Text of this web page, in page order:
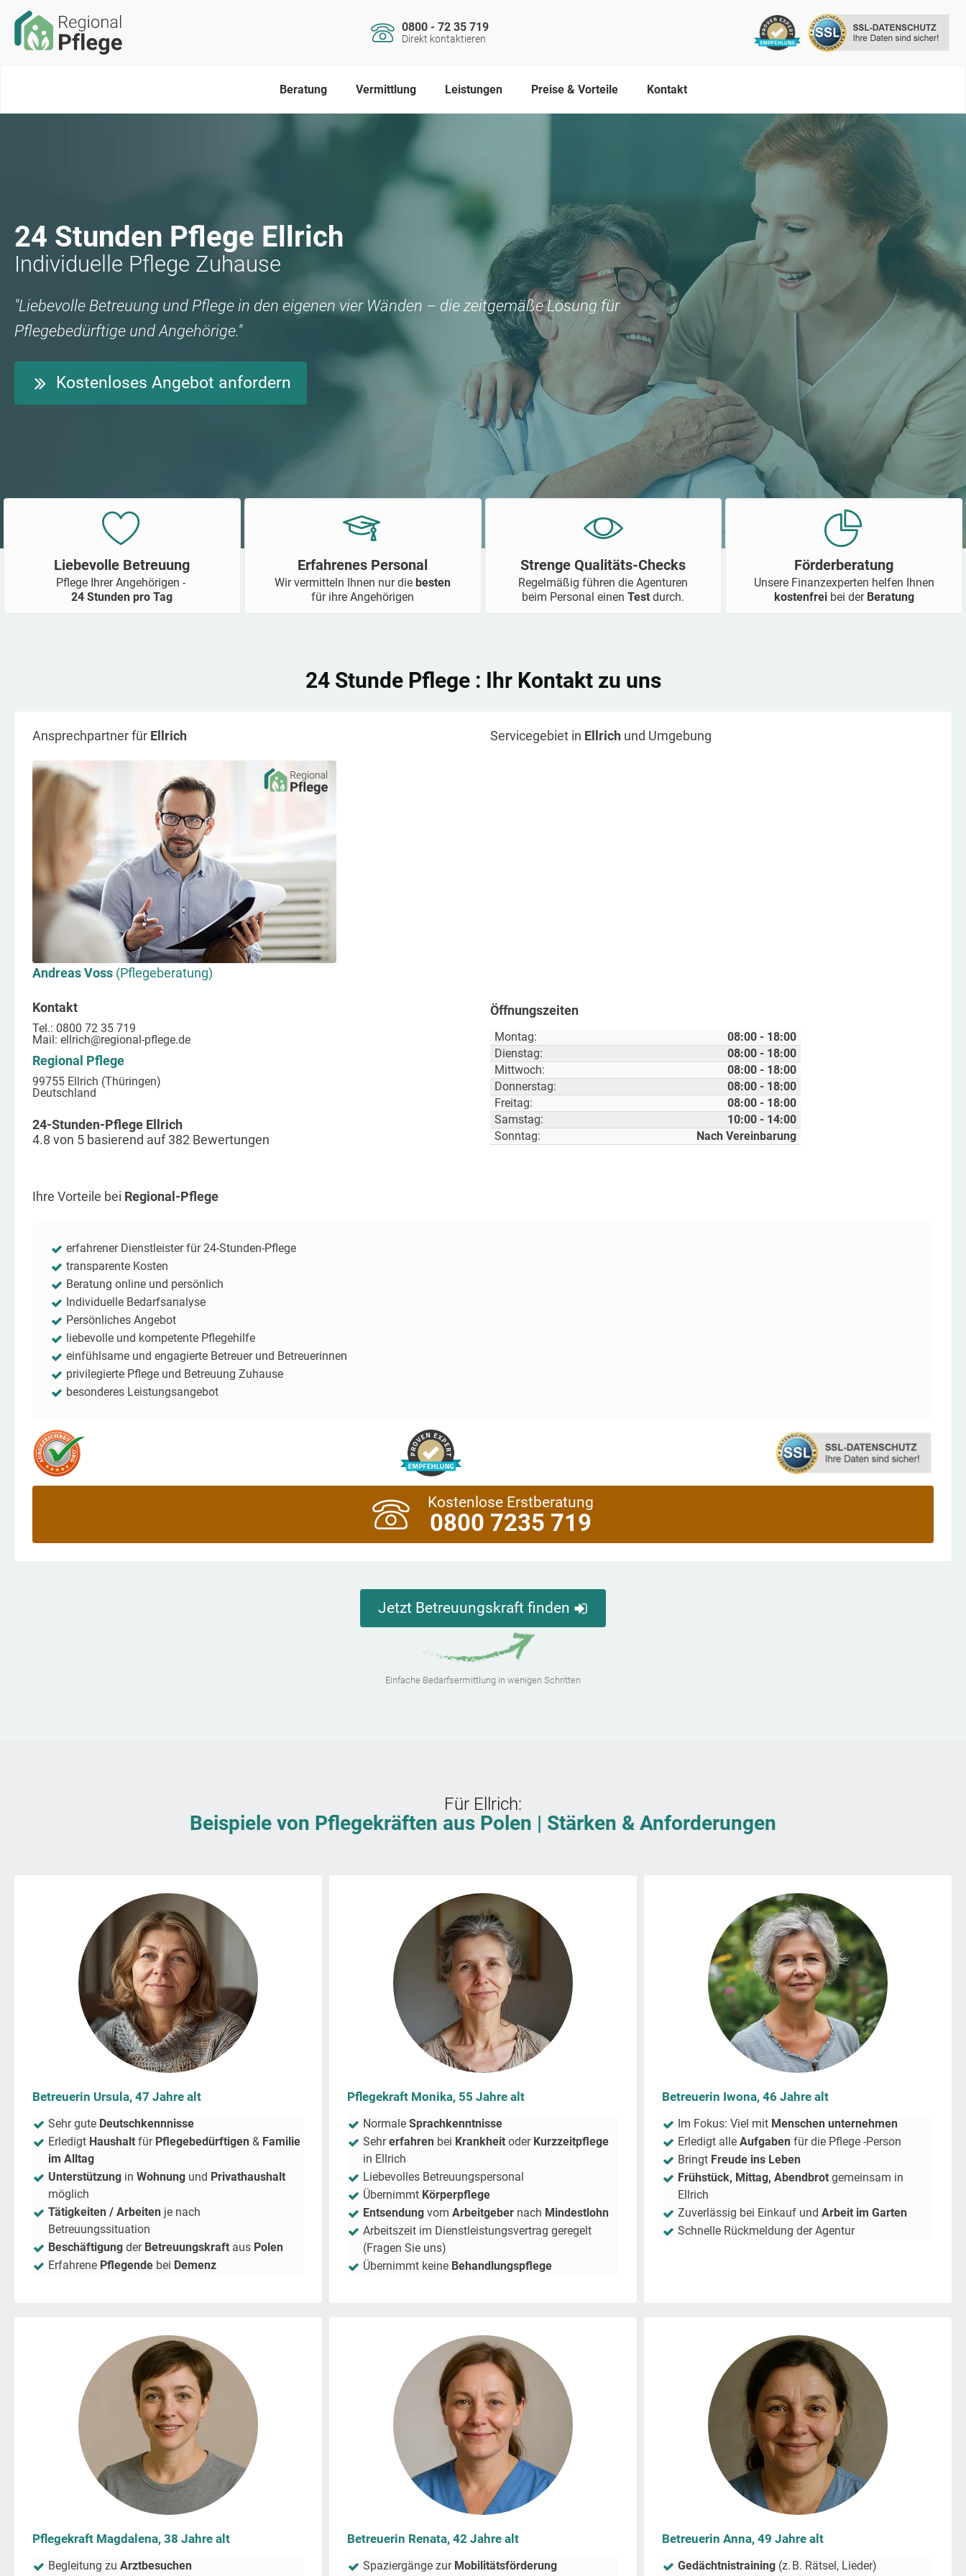
0800 - 72 35 719
Direkt kontaktieren
Beratung Vermittlung Leistungen Preise & Vorteile Kontakt
24 Stunden Pflege Ellrich
Individuelle Pflege Zuhause
"Liebevolle Betreuung und Pflege in den eigenen vier Wänden – die zeitgemäße Lösung für
Pflegebedürftige und Angehörige."
Kostenloses Angebot anfordern
Liebevolle Betreuung
Pflege Ihrer Angehörigen -
24 Stunden pro Tag
Erfahrenes Personal
Wir vermitteln Ihnen nur diebesten
für ihre Angehörigen
Strenge Qualitäts-Checks
Regelmäßig führen die Agenturen
beim Personal einenTestdurch.
Förderberatung
Unsere Finanzexperten helfen Ihnen
kostenfrei bei der Beratung
24 Stunde Pflege : Ihr Kontakt zu uns
Ansprechpartner für Ellrich
Andreas Voss (Pflegeberatung)
Kontakt
Tel.: 0800 72 35 719
Mail: ellrich@regional-pflege.de
Regional Pflege
99755 Ellrich (Thüringen)
Deutschland
24-Stunden-Pflege Ellrich
4.8 von 5 basierend auf382 Bewertungen
Servicegebiet in Ellrich und Umgebung
Öffnungszeiten
Montag:
08:00 - 18:00
Dienstag:
08:00 - 18:00
Mittwoch:
08:00 - 18:00
Donnerstag:
08:00 - 18:00
Freitag:
08:00 - 18:00
Samstag:
10:00 - 14:00
Sonntag:
Nach Vereinbarung
Ihre Vorteile bei Regional-Pflege
erfahrener Dienstleister für 24-Stunden-Pflege
transparente Kosten
Beratung online und persönlich
Individuelle Bedarfsanalyse
Persönliches Angebot
liebevolle und kompetente Pflegehilfe
einfühlsame und engagierte Betreuer und Betreuerinnen
privilegierte Pflege und Betreuung Zuhause
besonderes Leistungsangebot
Kostenlose Erstberatung
0800 7235 719
Jetzt Betreuungskraft finden
Einfache Bedarfsermittlung in wenigen Schritten
Für Ellrich:
Beispiele von Pflegekräften aus Polen | Stärken & Anforderungen
Betreuerin Ursula, 47 Jahre alt
Sehr gute Deutschkennnisse
Erledigt Haushalt für Pflegebedürftigen & Familie
im Alltag
Unterstützung in Wohnung und Privathaushalt
möglich
Tätigkeiten / Arbeiten je nach
Betreuungssituation
Beschäftigung der Betreuungskraft aus Polen
Erfahrene Pflegende bei Demenz
Pflegekraft Monika, 55 Jahre alt
Normale Sprachkenntnisse
Sehrerfahren bei Krankheit oder Kurzzeitpflege
in Ellrich
Liebevolles Betreuungspersonal
Übernimmt Körperpflege
Entsendung vom Arbeitgeber nach Mindestlohn
Arbeitszeit im Dienstleistungsvertrag geregelt
(Fragen Sie uns)
Übernimmt keine Behandlungspflege
Betreuerin Iwona, 46 Jahre alt
Im Fokus: Viel mit Menschen unternehmen
Erledigt alle Aufgaben für die Pflege -Person
Bringt Freude ins Leben
Frühstück, Mittag, Abendbrot gemeinsam in
Ellrich
Zuverlässig bei Einkauf und Arbeit im Garten
Schnelle Rückmeldung der Agentur
Pflegekraft Magdalena, 38 Jahre alt
Begleitung zu Arztbesuchen
Betreuerin Renata, 42 Jahre alt
Spaziergänge zur Mobilitätsförderung
Betreuerin Anna, 49 Jahre alt
Gedächtnistraining (z. B. Rätsel, Lieder)